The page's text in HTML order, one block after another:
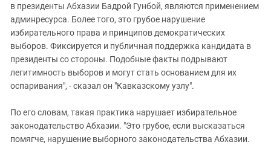
в президенты Абхазии Бадрой Гунбой, являются применением
админресурса. Более того, это грубое нарушение
избирательного права и принципов демократических
выборов. Фиксируется и публичная поддержка кандидата в
президенты со стороны. Подобные факты подрывают
легитимность выборов и могут стать основанием для их
оспаривания", - сказал он "Кавказскому узлу".
По его словам, такая практика нарушает избирательное
законодательство Абхазии. "Это грубое, если высказаться
помягче, нарушение выборного законодательства Абхазии.